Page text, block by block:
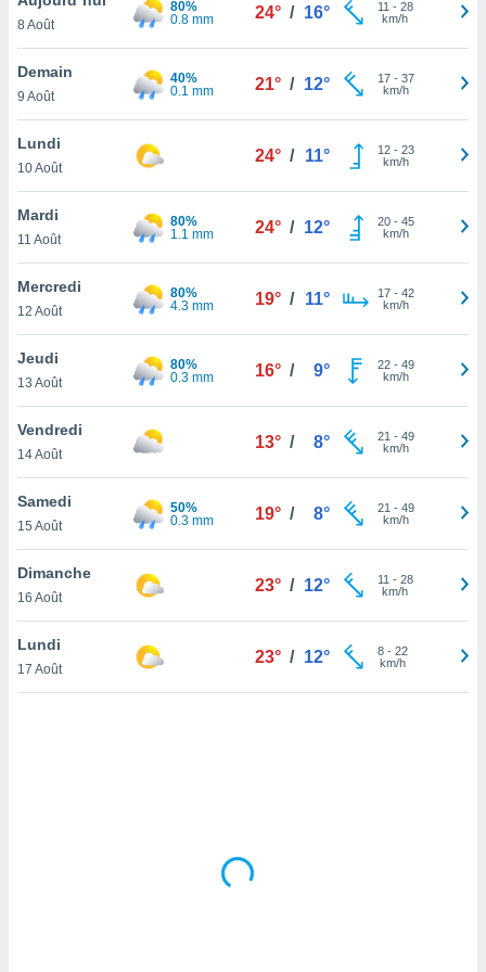
et
»,
au
vous
qu'ils
ou
le
ainsi
un
la
du
en
de
8 Août
80%
0.8 mm
24° / 16° 11 - 28
km/h
Demain
9 Août
40%
0.1 mm
21° / 12° 17- 37
km/h
Lundi
10 Août
24° / 11° 12- 23
km/h
Mardi
11 Août
80%
1.1 mm
24° / 12° 20- 45
km/h
Mercredi
12 Août
80%
4.3 mm
19° / 11° 17- 42
km/h
Jeudi
13 Août
80%
0.3 mm
16° / 9° 22- 49
km/h
Vendredi
14 Août
13° / 8° 21 - 49
km/h
Samedi
15 Août
50%
0.3 mm
19° / 8° 21 - 49
km/h
Dimanche
16 Août
23° / 12° 11 - 28
km/h
Lundi
17 Août
23° / 12° 8- 22
km/h